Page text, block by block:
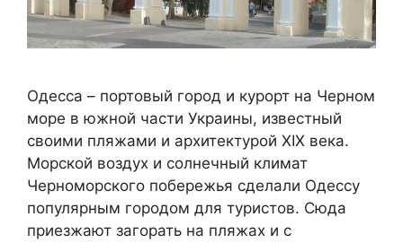
Одесса – портовый город и курорт на Черном
море в южной части Украины, известный
своими пляжами и архитектурой XIX века.
Морской воздух и солнечный климат
Черноморского побережья сделали Одессу
популярным городом для туристов. Сюда
приезжают загорать на пляжах и с